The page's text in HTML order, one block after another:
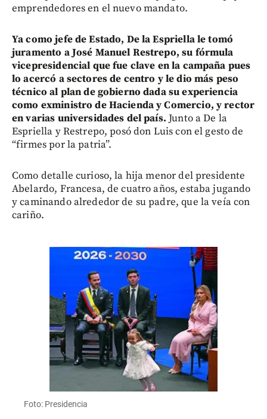
emprendedores en el nuevo mandato.
Ya como jefe de Estado, De la Espriella le tomó
juramento a José Manuel Restrepo, su fórmula
vicepresidencial que fue clave en la campaña pues
lo acercó a sectores de centro y le dio más peso
técnico al plan de gobierno dada su experiencia
como exministro de Hacienda y Comercio, y rector
en varias universidades del país. Junto a De la
Espriella y Restrepo, posó don Luis con el gesto de
“firmes por la patria”.
Como detalle curioso, la hija menor del presidente
Abelardo, Francesa, de cuatro años, estaba jugando
y caminando alrededor de su padre, que la veía con
cariño.
Foto: Presidencia